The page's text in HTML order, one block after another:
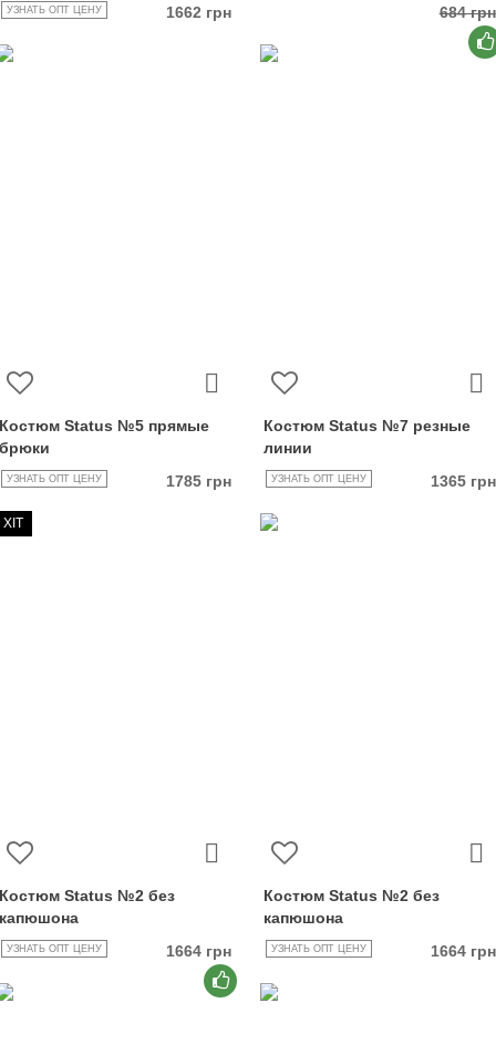
УЗНАТЬ ОПТ ЦЕНУ 1662 грн
684 грн
Костюм Status №5 прямые
брюки
УЗНАТЬ ОПТ ЦЕНУ 1785 грн
Костюм Status №7 резные
линии
УЗНАТЬ ОПТ ЦЕНУ 1365 грн
ХІТ
Костюм Status №2 без
капюшона
УЗНАТЬ ОПТ ЦЕНУ 1664 грн
Костюм Status №2 без
капюшона
УЗНАТЬ ОПТ ЦЕНУ 1664 грн